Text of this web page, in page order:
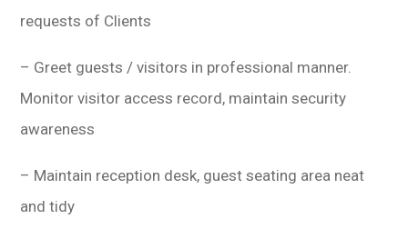
requests of Clients
– Greet guests / visitors in professional manner.
Monitor visitor access record, maintain security
awareness
– Maintain reception desk, guest seating area neat
and tidy